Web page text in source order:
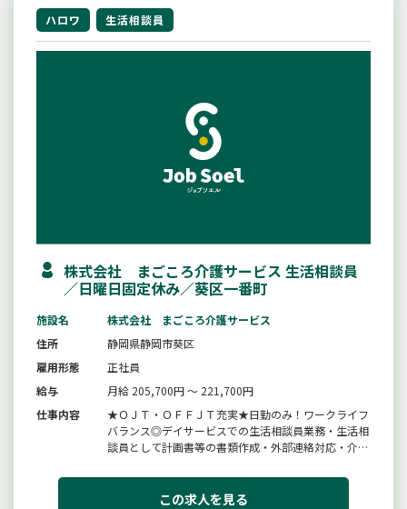
ハロワ 生活相談員
株式会社 まごころ介護サービス 生活相談員
／日曜日固定休み／葵区一番町
施設名
株式会社 まごころ介護サービス
住所
静岡県静岡市葵区
雇用形態
正社員
給与
月給 205,700円 ～ 221,700円
仕事内容
★ＯＪＴ・ＯＦＦＪＴ充実★日勤のみ！ワークライフ
バランス◎デイサービスでの生活相談員業務・生活相
談員として計画書等の書類作成・外部連絡対応・介護
歓迎しております＊入社後３日間研修実施・毎月の勉
強会・先輩社員同行（プリセプター制度）を導入して
この求人を見る